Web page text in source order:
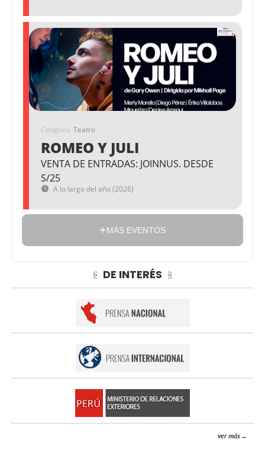
Categoría Teatro
ROMEO Y JULI
VENTA DE ENTRADAS: JOINNUS. DESDE
S/25
A lo largo del año (2026)
MÁS EVENTOS
DE INTERÉS
ver más